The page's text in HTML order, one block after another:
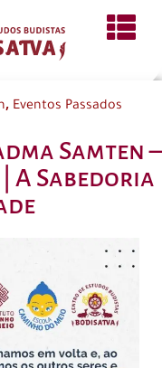
, Eventos Passados
Samten –
A Sabedoria